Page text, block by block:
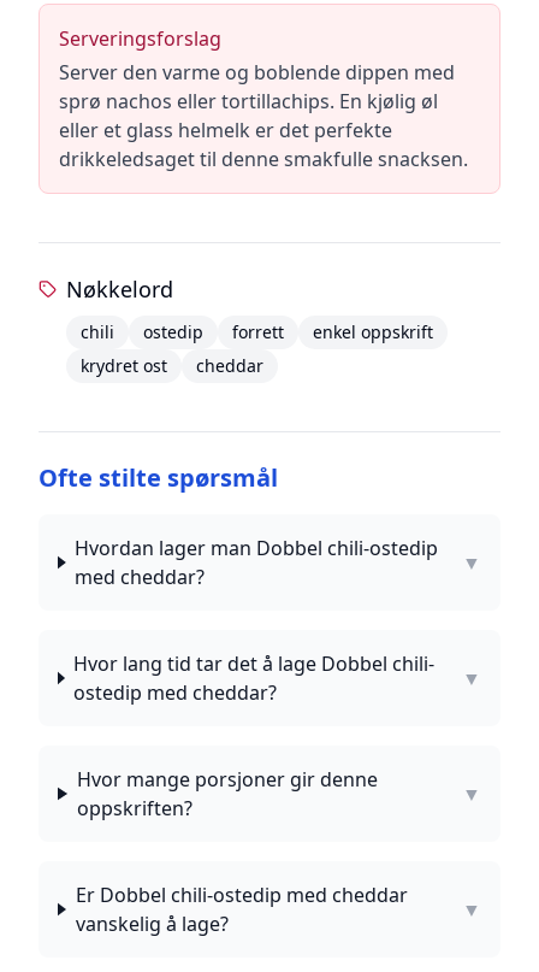
Serveringsforslag
Server den varme og boblende dippen med
sprø nachos eller tortillachips. En kjølig øl
eller et glass helmelk er det perfekte
drikkeledsaget til denne smakfulle snacksen.
Nøkkelord
chili ostedip forrett
enkel oppskrift
krydret ost
cheddar
Ofte stilte spørsmål
Hvordan lager man Dobbel chili-ostedip
med cheddar?
▼
Hvor lang tid tar det å lage Dobbel chili-
ostedip med cheddar?
▼
Hvor mange porsjoner gir denne
oppskriften?
▼
Er Dobbel chili-ostedip med cheddar
vanskelig å lage?
▼